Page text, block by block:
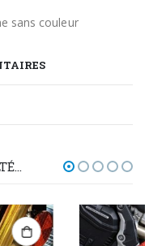
sans couleur